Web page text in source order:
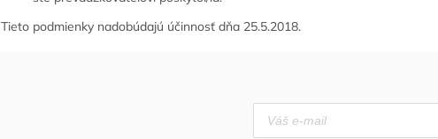
Tieto podmienky nadobúdajú účinnosť dňa 25.5.2018.